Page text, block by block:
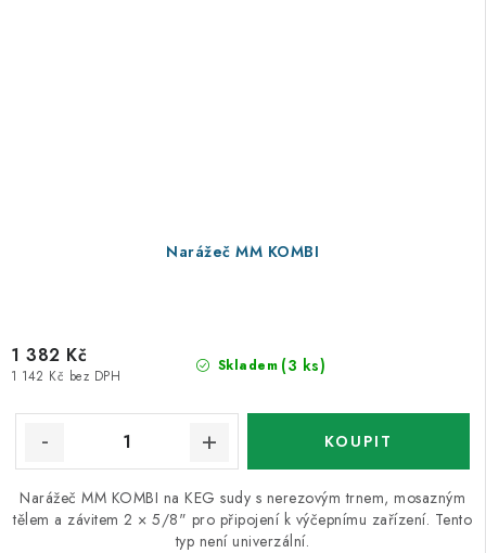
Narážeč MM KOMBI
Skladem (3 ks)
1 142 Kč bez DPH
1 382 Kč
Narážeč MM KOMBI na KEG sudy s nerezovým trnem, mosazným
tělem a závitem 2 × 5/8" pro připojení k výčepnímu zařízení. Tento
typ není univerzální.